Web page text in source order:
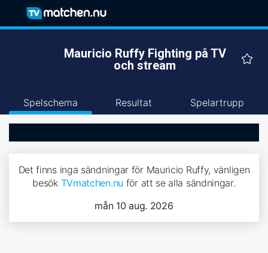
Mauricio Ruffy Fighting på TV
och stream
Spelschema Resultat Spelartrupp
Det finns inga sändningar för Mauricio Ruffy, vänligen
besök TVmatchen.nu för att se alla sändningar.
mån 10 aug. 2026